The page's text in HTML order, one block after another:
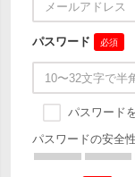
パスワード 必須
パスワード
パスワードの安全性